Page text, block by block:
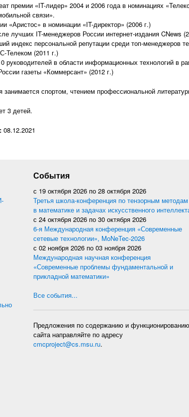
премии «IT-лидер» 2004 и 2006 года в номинациях
связи».
«Аристос» в номинации «IT-директор» (2006 г.)
лучших IT-менеджеров России интернет-издания CNews
индекс персональной репутации среди топ-менеджеров
Телеком (2011 г.)
руководителей в области информационных технологий в
газеты «Коммерсант» (2012 г.)
занимается спортом, чтением профессиональной
3 детей.
08.12.2021
События
с 19 октября 2026 по 28 октября 2026
Третья школа-конференция по тензорным методам
в математике и задачах искусственного
с 24 октября 2026 по 30 октября 2026
6-я Международная конференция «Современные
сетевые технологии», MoNeTec-2026
с 02 ноября 2026 по 03 ноября 2026
Международная научная конференция
«Современные проблемы фундаментальной и
прикладной математики»
Все события...
Предложения по содержанию и функционированию
сайта направляйте по адресу
cmcproject@cs.msu.ru.